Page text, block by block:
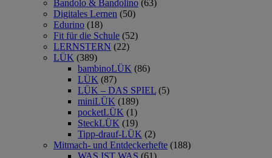
Bandolo & Bandolino (63)
Digitales Lernen (50)
Edurino (18)
Fit für die Schule (52)
LERNSTERN (22)
LÜK (389)
bambinoLÜK (86)
LÜK (87)
LÜK – DAS SPIEL (5)
miniLÜK (189)
pocketLÜK (1)
SteckLÜK (19)
Tipp-drauf-LÜK (2)
Mitmach- und Entdeckerhefte (188)
WAS IST WAS (61)